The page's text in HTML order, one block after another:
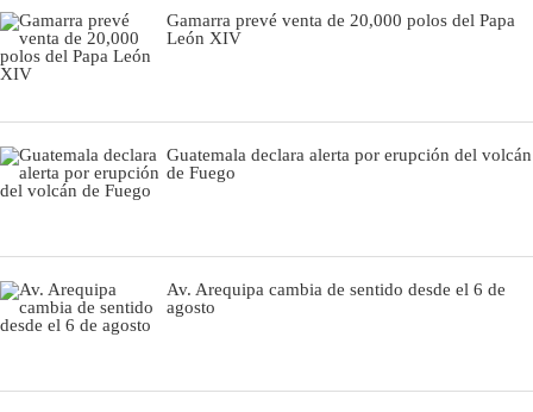
México
Internacional
Tecnología
G de Gestión
Gamarra prevé venta de 20,000 polos del Papa
León XIV
Guatemala declara alerta por erupción del volcán
de Fuego
Av. Arequipa cambia de sentido desde el 6 de
agosto